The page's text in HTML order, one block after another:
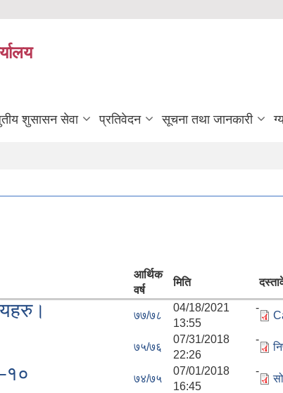
शुसासन सेवा प्रतिवेदन सूचना तथा जानकारी
आर्थिक
वर्ष
मिति
७७/७८
04/18/2021 -
13:55
७५/७६
07/31/2018 -
22:26
७४/७५
07/01/2018 -
16:45